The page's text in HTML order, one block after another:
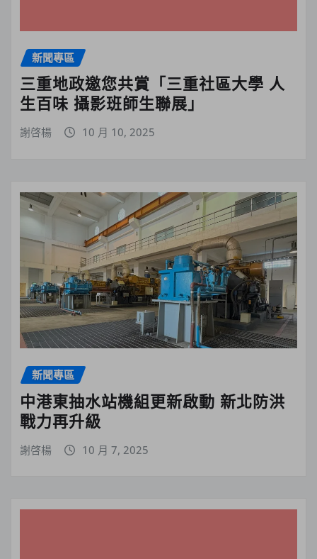
新聞專區
三重地政邀您共賞「三重社區大學 人
生百味 攝影班師生聯展」
謝啓楊 10 月 10, 2025
新聞專區
中港東抽水站機組更新啟動 新北防洪
戰力再升級
謝啓楊 10 月 7, 2025